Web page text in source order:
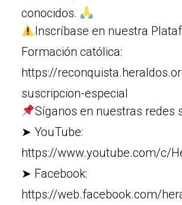
conocidos.
Inscríbase en nuestra
Formación católica:
https://
suscripcion-especial
Síganos en nuestras redes
➤ YouTube:
https://www.youtube.com/c/
➤ Facebook:
https://web.facebook.com/